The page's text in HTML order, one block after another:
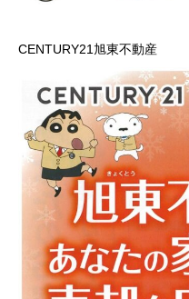
CENTURY21旭東不動産